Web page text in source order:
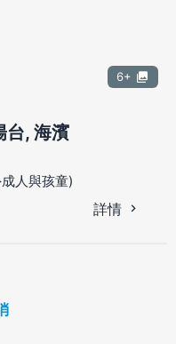
6+
台, 海濱
人與孩童)
詳情